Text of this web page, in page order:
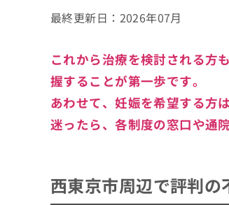
最終更新日： 2026年07月
これから治療を検討される方
握することが第一歩です。
あわせて、妊娠を希望する方
迷ったら、各制度の窓口や通
西東京市周辺で評判